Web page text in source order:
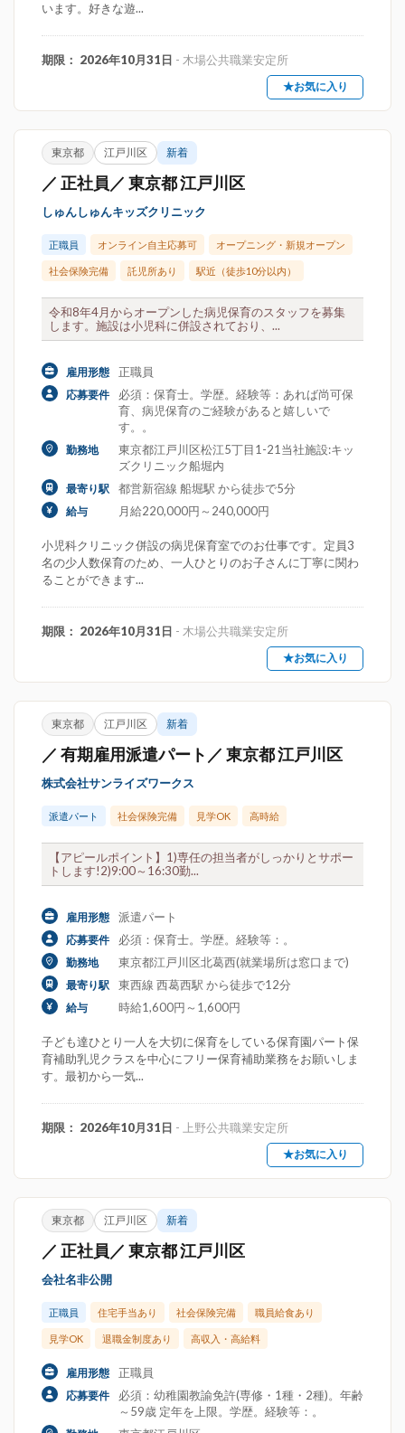
います。好きな遊...
期限： 2026年10月31日 - 木場公共職業安定所
★お気に入り
東京都 江戸川区 新着
／ 正社員／ 東京都 江戸川区
しゅんしゅんキッズクリニック
正職員 オンライン自主応募可 オープニング・新規オープン
社会保険完備 託児所あり 駅近（徒歩10分以内）
令和8年4月からオープンした病児保育のスタッフを募集
します。施設は小児科に併設されており、...
雇用形態 正職員
応募要件
必須：保育士。学歴。経験等：あれば尚可保
育、病児保育のご経験があると嬉しいで
す。。
勤務地
東京都江戸川区松江5丁目1-21当社施設:キッ
ズクリニック船堀内
最寄り駅 都営新宿線 船堀駅 から徒歩で5分
給与 月給220,000円～240,000円
小児科クリニック併設の病児保育室でのお仕事です。定員3
名の少人数保育のため、一人ひとりのお子さんに丁寧に関わ
ることができます...
期限： 2026年10月31日 - 木場公共職業安定所
★お気に入り
東京都 江戸川区 新着
／ 有期雇用派遣パート／ 東京都 江戸川区
株式会社サンライズワークス
派遣パート 社会保険完備 見学OK 高時給
【アピールポイント】1)専任の担当者がしっかりとサポー
トします!2)9:00～16:30勤...
雇用形態 派遣パート
応募要件 必須：保育士。学歴。経験等：。
勤務地 東京都江戸川区北葛西(就業場所は窓口まで)
最寄り駅 東西線 西葛西駅 から徒歩で12分
給与 時給1,600円～1,600円
子ども達ひとり一人を大切に保育をしている保育園パート保
育補助乳児クラスを中心にフリー保育補助業務をお願いしま
す。最初から一気...
期限： 2026年10月31日 - 上野公共職業安定所
★お気に入り
東京都 江戸川区 新着
／ 正社員／ 東京都 江戸川区
会社名非公開
正職員 住宅手当あり 社会保険完備 職員給食あり
見学OK 退職金制度あり 高収入・高給料
雇用形態 正職員
応募要件
必須：幼稚園教諭免許(専修・1種・2種)。年齢
～59歳 定年を上限。学歴。経験等：。